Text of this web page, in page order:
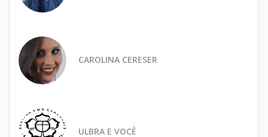
CAROLINA CERESER
ULBRA E VOCÊ